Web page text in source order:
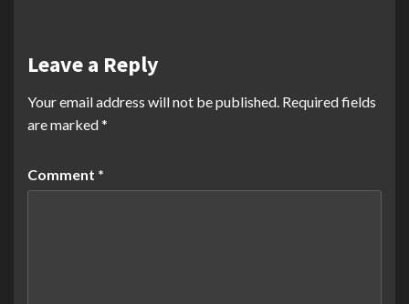
Leave a Reply
Your email address will not be published. Required fields
are marked*
Comment *